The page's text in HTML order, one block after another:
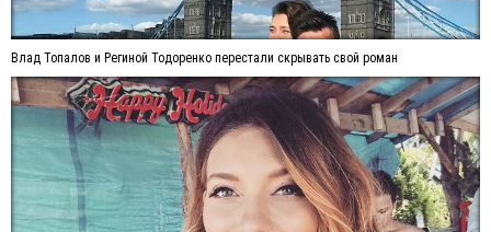
Влад Топалов и Региной Тодоренко перестали скрывать свой роман